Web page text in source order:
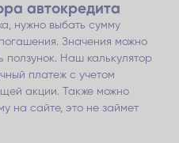
автокредита
нужно выбать сумму
Значения можно
ползунок. Наш калькулятор
платеж с учетом
акции. Также можно
на сайте, это не займет